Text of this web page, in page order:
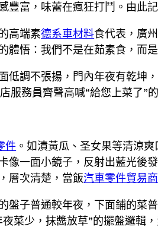
豐富，味蕾在瘋狂打鬥。由此
高端素德系車材料食代表，廣
體悟：我們不是在茹素食，而
低調不張揚，門內年夜有乾坤，
服務員齊聲高喊“給您上菜了”
件 。如漬黃瓜、圣女果等清涼
像一面小鏡子，反射出藍光後
層次清楚，當飯汽車零件貿易商
盤子普通較年夜，下面鋪的菜
菜少，抹醬放草”的擺盤邏輯